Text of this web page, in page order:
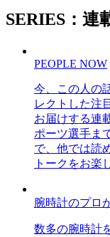
SERIES：連
PEOPLE NOW
今、この人の
レクトした注
お届けする連
ポーツ選手ま
で、他では読
トークをお楽
腕時計のプロ
数多の腕時計